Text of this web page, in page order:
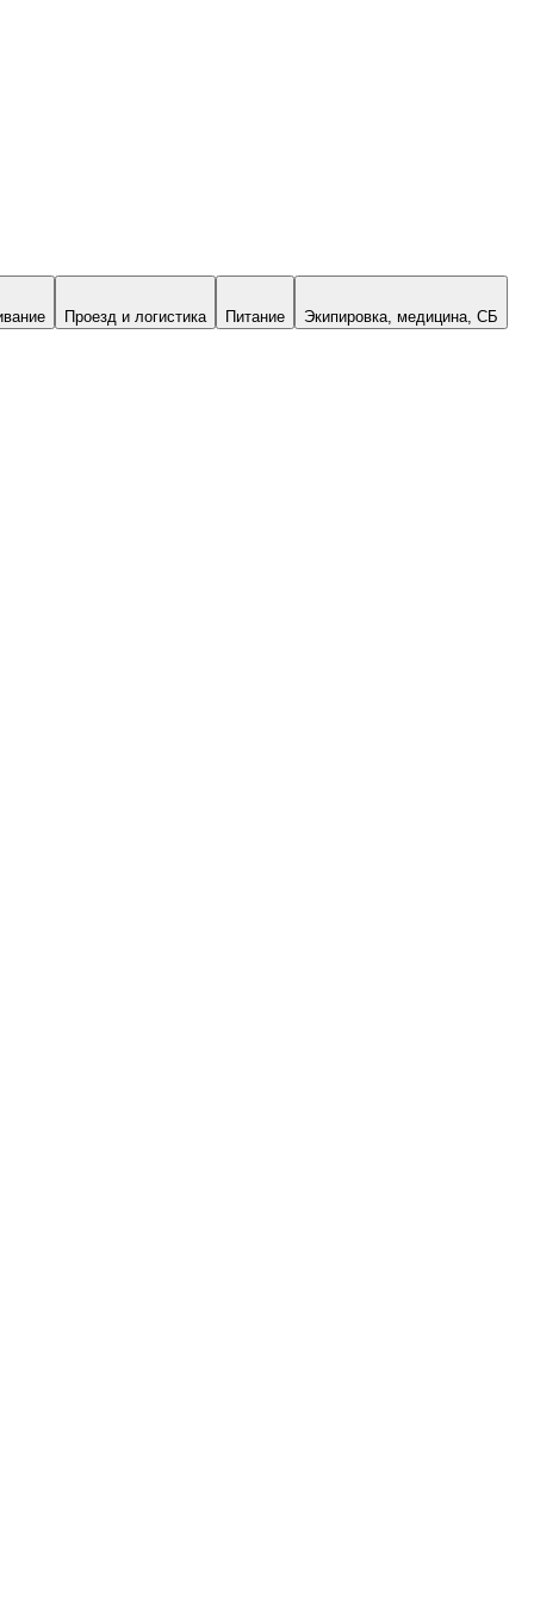
Проезд и логистика Питание Экипировка, медицина, СБ